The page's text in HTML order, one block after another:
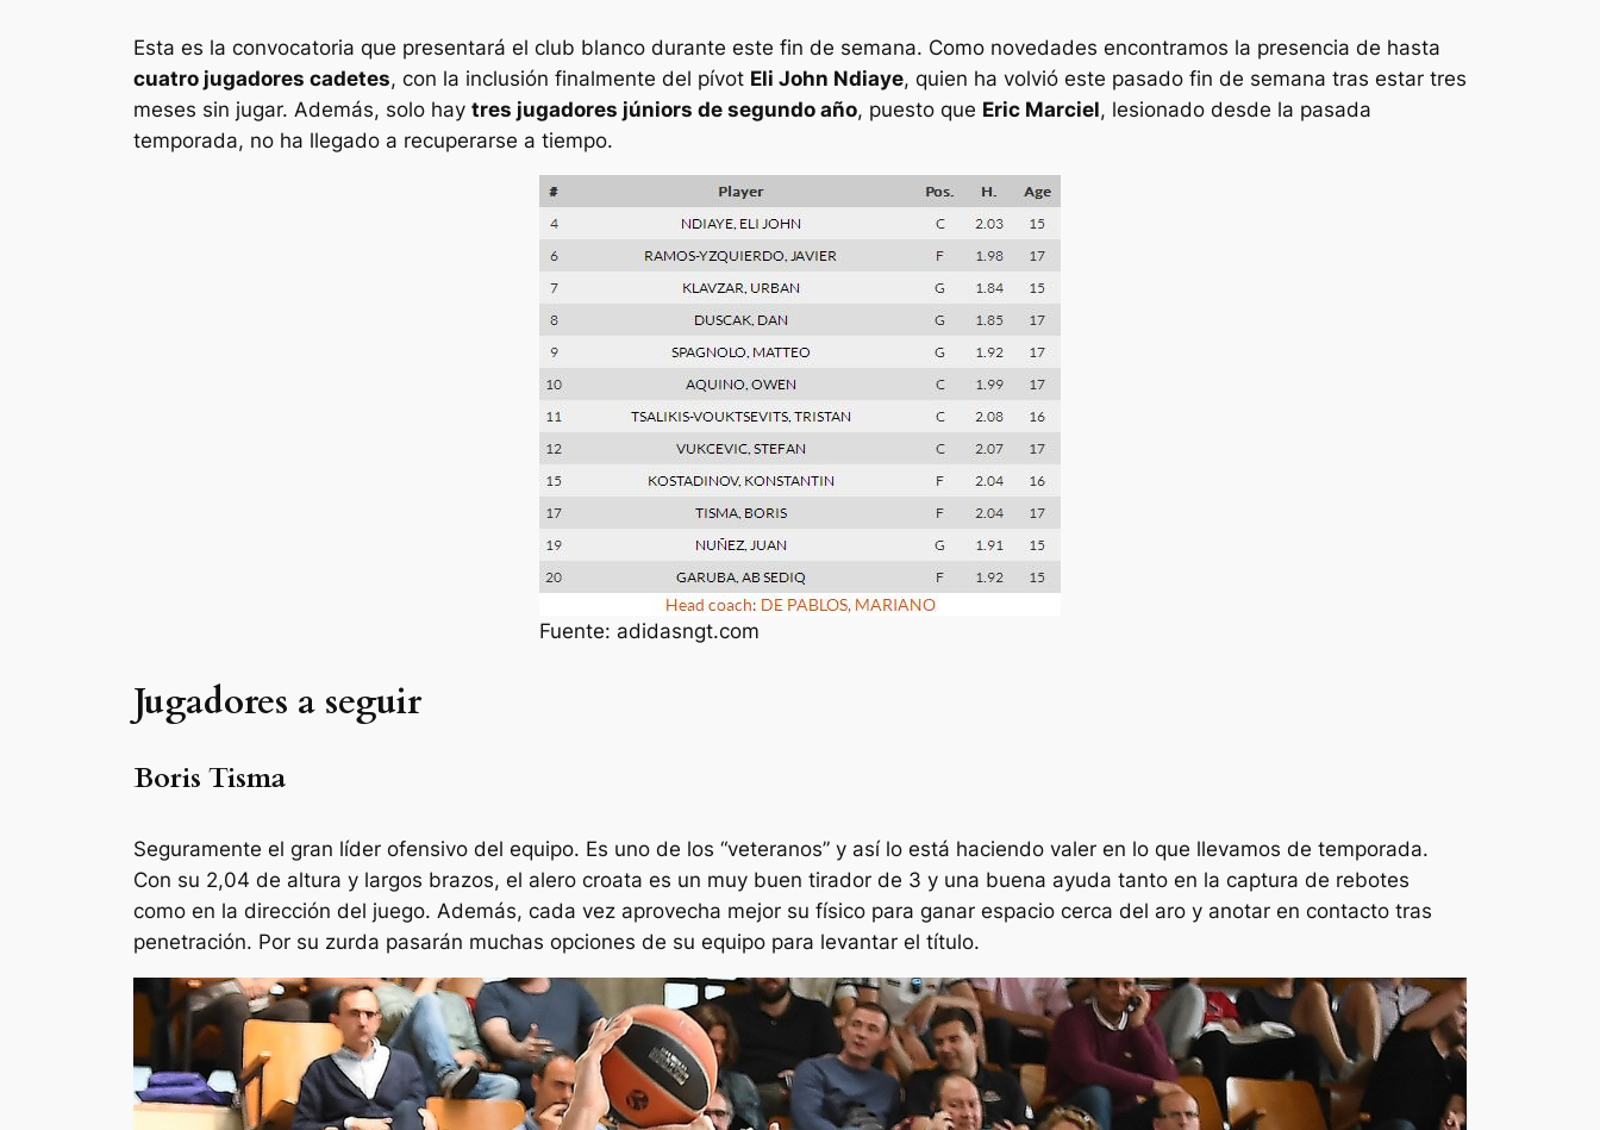
Esta es la convocatoria que presentará el club blanco durante este fin de semana. Como novedades encontramos la presencia de hasta
cuatro jugadores cadetes, con la inclusión finalmente del pívot Eli John Ndiaye, quien ha volvió este pasado fin de semana tras estar tres
meses sin jugar. Además, solo hay tres jugadores júniors de segundo año, puesto que Eric Marciel, lesionado desde la pasada
temporada, no ha llegado a recuperarse a tiempo.
Fuente: adidasngt.com
Jugadores a seguir
Boris Tisma
Seguramente el gran líder ofensivo del equipo. Es uno de los “veteranos” y así lo está haciendo valer en lo que llevamos de temporada.
Con su 2,04 de altura y largos brazos, el alero croata es un muy buen tirador de 3 y una buena ayuda tanto en la captura de rebotes
como en la dirección del juego. Además, cada vez aprovecha mejor su físico para ganar espacio cerca del aro y anotar en contacto tras
penetración. Por su zurda pasarán muchas opciones de su equipo para levantar el título.